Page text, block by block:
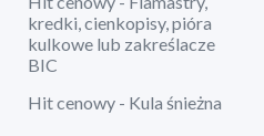
kredki, cienkopisy, pióra
kulkowe lub zakreślacze
BIC
Hit cenowy - Kula śnieżna